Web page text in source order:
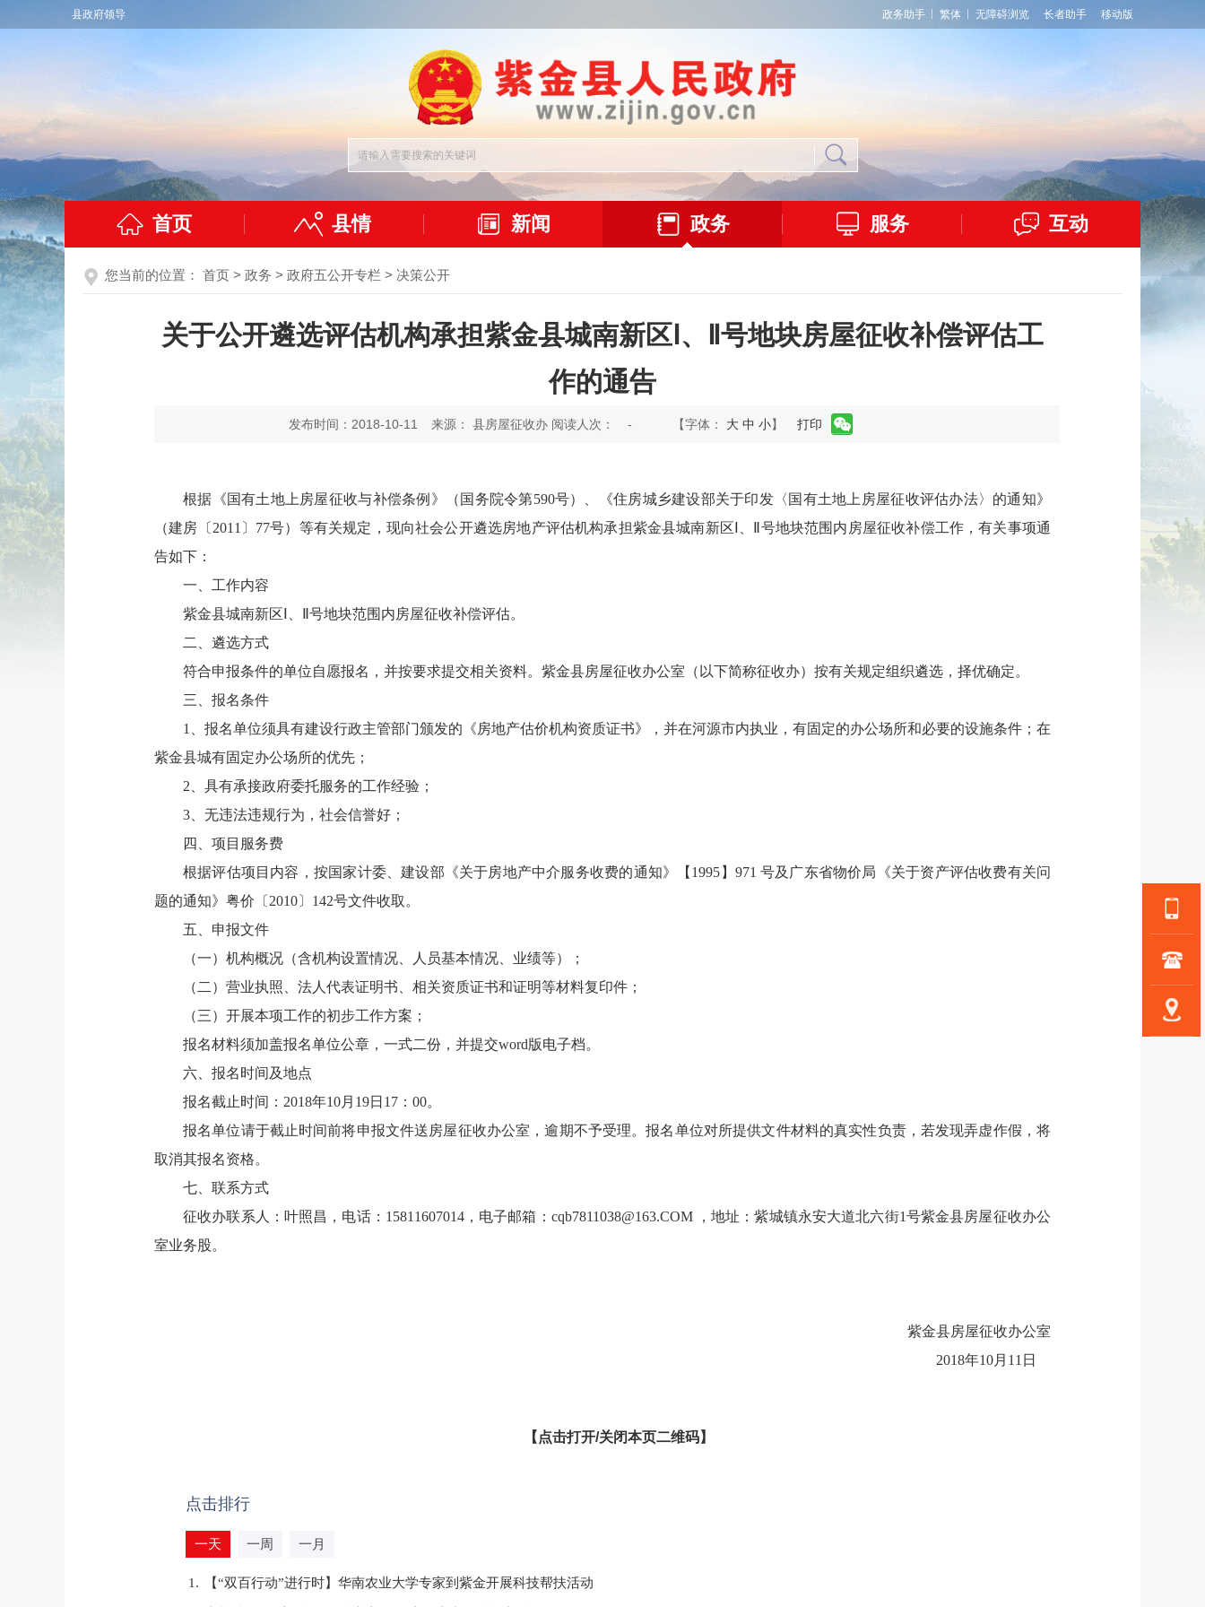
县政府领导 政务助手 繁体 无障碍浏览 长者助手 移动版
首页 县情 新闻 政务 服务 互动
您当前的位置： 首页 > 政务 > 政府五公开专栏 > 决策公开
关于公开遴选评估机构承担紫金县城南新区Ⅰ、Ⅱ号地块房屋征收补偿评估工
作的通告
发布时间：2018-10-11 来源： 县房屋征收办 阅读人次： - 【字体： 大 中 小】 打印
根据《国有土地上房屋征收与补偿条例》（国务院令第590号）、《住房城乡建设部关于印发〈国有土地上房屋征收评估办法〉的通知》
（建房〔2011〕77号）等有关规定，现向社会公开遴选房地产评估机构承担紫金县城南新区Ⅰ、Ⅱ号地块范围内房屋征收补偿工作，有关事项通
告如下：
一、工作内容
紫金县城南新区Ⅰ、Ⅱ号地块范围内房屋征收补偿评估。
二、遴选方式
符合申报条件的单位自愿报名，并按要求提交相关资料。紫金县房屋征收办公室（以下简称征收办）按有关规定组织遴选，择优确定。
三、报名条件
1、报名单位须具有建设行政主管部门颁发的《房地产估价机构资质证书》，并在河源市内执业，有固定的办公场所和必要的设施条件；在
紫金县城有固定办公场所的优先；
2、具有承接政府委托服务的工作经验；
3、无违法违规行为，社会信誉好；
四、项目服务费
根据评估项目内容，按国家计委、建设部《关于房地产中介服务收费的通知》【1995】971 号及广东省物价局《关于资产评估收费有关问
题的通知》粤价〔2010〕142号文件收取。
五、申报文件
（一）机构概况（含机构设置情况、人员基本情况、业绩等）；
（二）营业执照、法人代表证明书、相关资质证书和证明等材料复印件；
（三）开展本项工作的初步工作方案；
报名材料须加盖报名单位公章，一式二份，并提交word版电子档。
六、报名时间及地点
报名截止时间：2018年10月19日17：00。
报名单位请于截止时间前将申报文件送房屋征收办公室，逾期不予受理。报名单位对所提供文件材料的真实性负责，若发现弄虚作假，将
取消其报名资格。
七、联系方式
征收办联系人：叶照昌，电话：15811607014，电子邮箱：cqb7811038@163.COM ，地址：紫城镇永安大道北六街1号紫金县房屋征收办公
室业务股。
紫金县房屋征收办公室
2018年10月11日
【点击打开/关闭本页二维码】
点击排行
一天 一周 一月
1. 【“双百行动”进行时】华南农业大学专家到紫金开展科技帮扶活动